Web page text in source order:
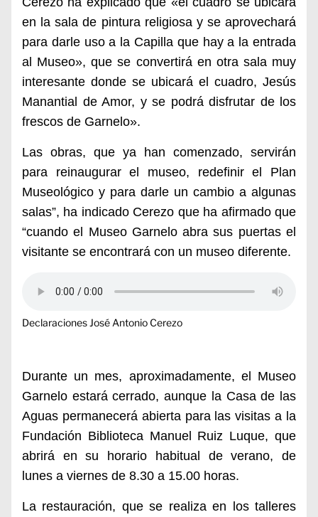
en la sala de pintura religiosa y se aprovechará
para darle uso a la Capilla que hay a la entrada
al Museo», que se convertirá en otra sala muy
interesante donde se ubicará el cuadro, Jesús
Manantial de Amor, y se podrá disfrutar de los
frescos de Garnelo».
Las obras, que ya han comenzado, servirán
para reinaugurar el museo, redefinir el Plan
Museológico y para darle un cambio a algunas
salas”, ha indicado Cerezo que ha afirmado que
“cuando el Museo Garnelo abra sus puertas el
visitante se encontrará con un museo diferente.
Declaraciones José Antonio Cerezo
Durante un mes, aproximadamente, el Museo
Garnelo estará cerrado, aunque la Casa de las
Aguas permanecerá abierta para las visitas a la
Fundación Biblioteca Manuel Ruiz Luque, que
abrirá en su horario habitual de verano, de
lunes a viernes de 8.30 a 15.00 horas.
La restauración, que se realiza en los talleres